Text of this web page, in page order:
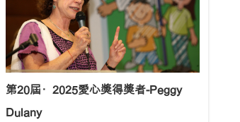
第20屆·2025愛心獎得獎者-Peggy
Dulany